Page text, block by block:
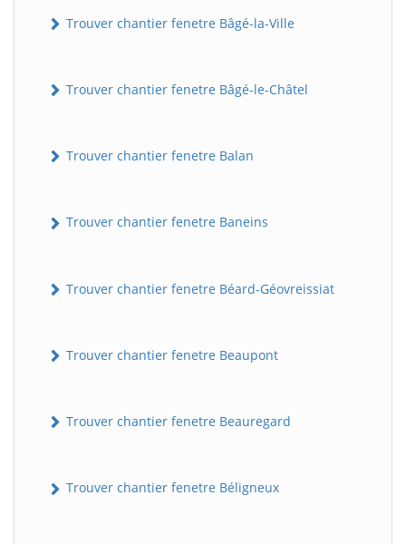
Trouver chantier fenetre Bâgé-la-Ville
Trouver chantier fenetre Bâgé-le-Châtel
Trouver chantier fenetre Balan
Trouver chantier fenetre Baneins
Trouver chantier fenetre Béard-Géovreissiat
Trouver chantier fenetre Beaupont
Trouver chantier fenetre Beauregard
Trouver chantier fenetre Béligneux